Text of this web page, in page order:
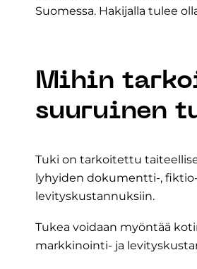
Suomessa. Hakijalla tulee
Mihin
suuruinen
Tuki on tarkoitettu
lyhyiden dokumentti-,
levityskustannuksiin.
Tukea voidaan myöntää
markkinointi- ja